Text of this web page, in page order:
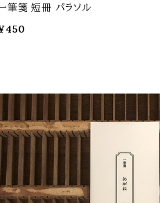
筆箋 短冊 パラソル